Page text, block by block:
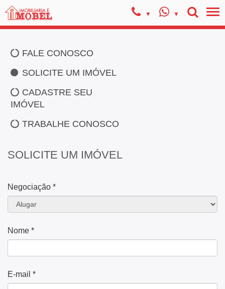
FALE CONOSCO
SOLICITE UM IMÓVEL
CADASTRE SEU
IMÓVEL
TRABALHE CONOSCO
SOLICITE UM IMÓVEL
Negociação *
Nome *
E-mail *